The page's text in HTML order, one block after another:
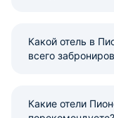
Какой отель в
всего
Какие отели